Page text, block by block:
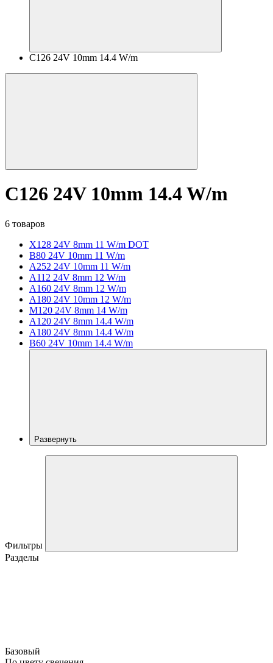
C126 24V 10mm 14.4 W/m
C126 24V 10mm 14.4 W/m
6 товаров
X128 24V 8mm 11 W/m DOT
B80 24V 10mm 11 W/m
A252 24V 10mm 11 W/m
A112 24V 8mm 12 W/m
A160 24V 8mm 12 W/m
A180 24V 10mm 12 W/m
M120 24V 8mm 14 W/m
A120 24V 8mm 14.4 W/m
A180 24V 8mm 14.4 W/m
B60 24V 10mm 14.4 W/m
Развернуть
Фильтры
Разделы
Базовый